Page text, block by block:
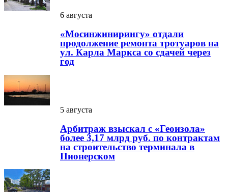
6 августа
«Мосинжинирингу» отдали
продолжение ремонта тротуаров на
ул. Карла Маркса со сдачей через
год
5 августа
Арбитраж взыскал с «Геоизола»
более 3,17 млрд руб. по контрактам
на строительство терминала в
Пионерском